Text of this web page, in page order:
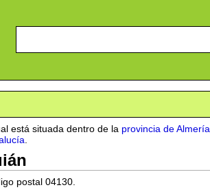
está situada dentro de la provincia de Almería
postal 04130.